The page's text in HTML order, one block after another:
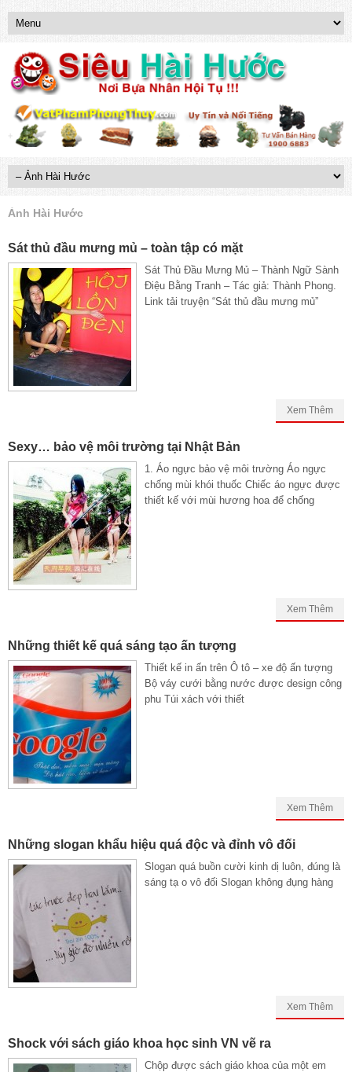
Ảnh Hài Hước
Sát thủ đầu mưng mủ – toàn tập có mặt
Sát Thủ Đầu Mưng Mủ – Thành Ngữ Sành
Điệu Bằng Tranh – Tác giả: Thành Phong.
Link tải truyện “Sát thủ đầu mưng mủ”
Xem Thêm
Sexy… bảo vệ môi trường tại Nhật Bản
1. Áo ngực bảo vệ môi trường Áo ngực
chống mùi khói thuốc Chiếc áo ngực được
thiết kế với mùi hương hoa để chống
Xem Thêm
Những thiết kế quá sáng tạo ấn tượng
Thiết kế in ấn trên Ô tô – xe độ ấn tượng
Bộ váy cưới bằng nước được design công
phu Túi xách với thiết
Xem Thêm
Những slogan khẩu hiệu quá độc và đỉnh vô đối
Slogan quá buồn cười kinh dị luôn, đúng là
sáng tạ o vô đối Slogan không đụng hàng
Xem Thêm
Shock với sách giáo khoa học sinh VN vẽ ra
Chộp được sách giáo khoa của một em